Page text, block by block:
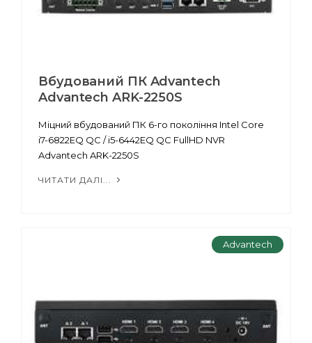
Вбудований ПК Advantech
Advantech ARK-2250S
Міцний вбудований ПК 6-го покоління Intel Core
i7-6822EQ QC / i5-6442EQ QC FullHD NVR
Advantech ARK-2250S
ЧИТАТИ ДАЛІ...
Advantech